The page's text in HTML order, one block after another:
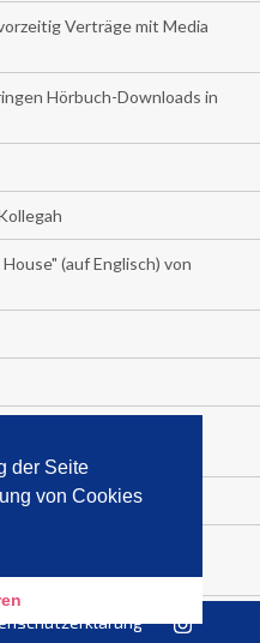
der Seite
von Cookies
Verträge mit Media
Hörbuch-Downloads in
(auf Englisch) von
schauen täglich fast 6
1 in Deutschland,